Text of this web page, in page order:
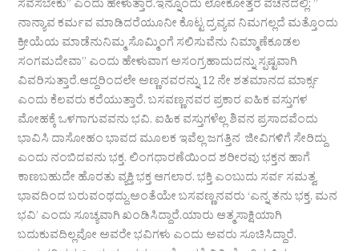
ಸವೆಸಬೇಕು” ಎಂದು ಹೇಳುತ್ತಾರೆ.ಇನ್ನೊಂದು ಲೋಕೋತ್ತರ ವಚನದಲ್ಲಿ: ”
ನಾನ್ಯಾವ ಕರ್ಮವ ಮಾಡಿದರೆಯೂನೀ ಕೊಟ್ಟ ದ್ರವ್ಯವ ನಿಮಗಲ್ಲದೆ ಮತ್ತೊಂದು
ಕ್ರೀಯೆಯ ಮಾಡೆನುನಿಮ್ಮ ಸೊಮ್ಮಿಂಗೆ ಸಲಿಸುವೆನು ನಿಮ್ಮಾಣೆಕೂಡಲ
ಸಂಗಮದೇವಾ” ಎಂದು ಹೇಳುವಾಗ ಅಸಂಗ್ರಹಾದುದನ್ನು ಸ್ಪಷ್ಟವಾಗಿ
ವಿವರಿಸುತ್ತಾರೆ.ಆದ್ದರಿಂದಲೇ ಅಣ್ಣನವರನ್ನು 12 ನೇ ಶತಮಾನದ ಮಾರ್ಕ್ಸ
ಎಂದು ಕೆಲವರು ಕರೆಯುತ್ತಾರೆ. ಬಸವಣ್ಣನವರ ಪ್ರಕಾರ ಐಹಿಕ ವಸ್ತುಗಳ
ಮೋಹಕ್ಕೆ ಒಳಗಾಗುವವನು ಭವಿ. ಐಹಿಕ ವಸ್ತುಗಳೆಲ್ಲ ಶಿವನ ಪ್ರಸಾದವೆಂದು
ಭಾವಿಸಿ ದಾಸೋಹಂ ಭಾವದ ಮೂಲಕ ಇವೆಲ್ಲ ಜಗತ್ತಿನ ಜೀವಿಗಳಿಗೆ ಸೇರಿದ್ದು
ಎಂದು ನಂಬಿದವನು ಭಕ್ತ. ಲಿಂಗಧಾರಣೆಯಿಂದ ಶರೀರವು ಭಕ್ತನ ಹಾಗೆ
ಕಾಣಬಹುದೇ ಹೊರತು ವ್ಯಕ್ತಿ ಭಕ್ತ ಆಗಲಾರ. ಭಕ್ತಿ ಎಂಬುದು ಸರ್ವ ಸಮತ್ವ
ಭಾವದಿಂದ ಬರುವಂಥದ್ದು.ಅಂತೆಯೇ ಬಸವಣ್ಣನವರು ‘ಎನ್ನ ತನು ಭಕ್ತ, ಮನ
ಭವಿ’ ಎಂದು ಸೂಚ್ಯವಾಗಿ ಖಂಡಿಸಿದ್ದಾರೆ.ಯಾರು ಆತ್ಮಸಾಕ್ಷಿಯಾಗಿ
ಬದುಕುವದಿಲ್ಲವೋ ಅವರೇ ಭವಿಗಳು ಎಂದು ಅವರು ಸೂಚಿಸಿದ್ದಾರೆ.